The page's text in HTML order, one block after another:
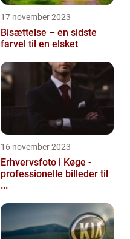
17 november 2023
Bisættelse – en sidste
farvel til en elsket
16 november 2023
Erhvervsfoto i Køge -
professionelle billeder til
...